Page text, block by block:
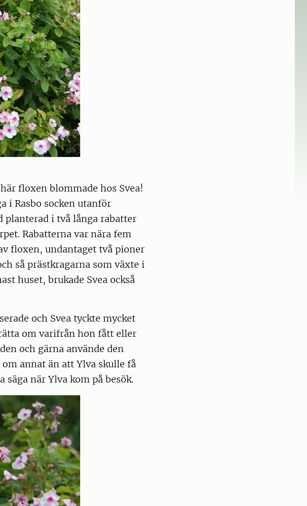
floxen blommade hos Svea!
i Rasbo socken utanför
planterad i två långa rabatter
Rabatterna var nära fem
floxen, undantaget två pioner
så prästkragarna som växte i
huset, brukade Svea också
och Svea tyckte mycket
om varifrån hon fått eller
och gärna använde den
annat än att Ylva skulle få
säga när Ylva kom på besök.